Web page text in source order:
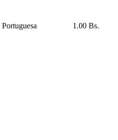
Portuguesa 1.00 Bs.